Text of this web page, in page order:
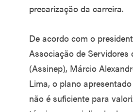
precarização da carreira.
De acordo com o
Associação de Servidores
(Assinep), Márcio
Lima, o plano
não é suficiente para